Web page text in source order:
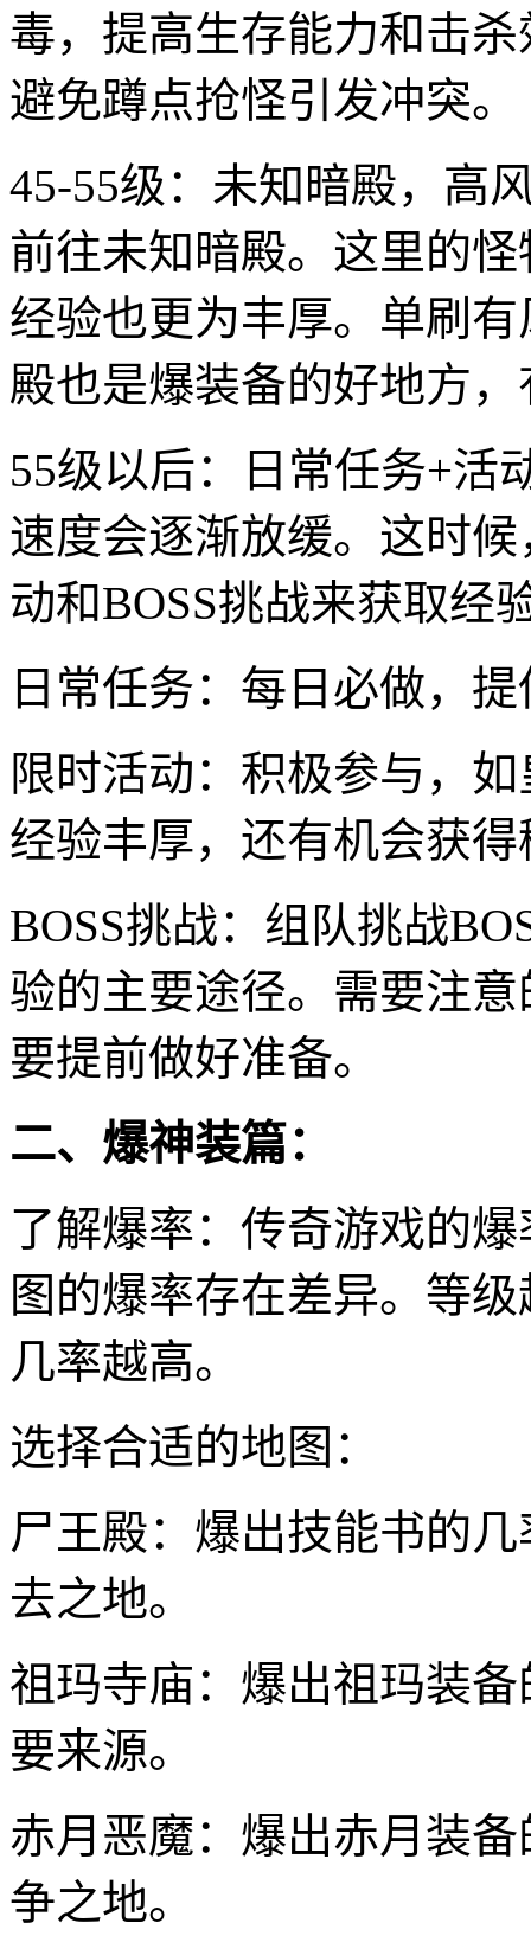
毒，提高生存能力和击
避免蹲点抢怪引发冲突。
45-55级：未知暗殿，高
前往未知暗殿。这里的
经验也更为丰厚。单刷
殿也是爆装备的好地方
55级以后：日常任务+活
速度会逐渐放缓。这时
动和BOSS挑战来获取经
日常任务：每日必做，
限时活动：积极参与，
经验丰厚，还有机会获
BOSS挑战：组队挑战
验的主要途径。需要注
要提前做好准备。
二、爆神装篇：
了解爆率：传奇游戏的
图的爆率存在差异。等
几率越高。
选择合适的地图：
尸王殿：爆出技能书的
去之地。
祖玛寺庙：爆出祖玛装
要来源。
赤月恶魔：爆出赤月装
争之地。